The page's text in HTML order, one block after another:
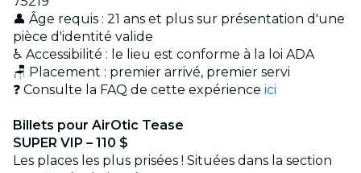
👤 Âge requis : 21 ans et plus sur présentation d'une
pièce d'identité valide
♿ Accessibilité : le lieu est conforme à la loi ADA
🪑 Placement : premier arrivé, premier servi
❓ Consulte la FAQ de cette expérience ici
Billets pour AirOtic Tease
SUPER VIP – 110 $
Les places les plus prisées ! Situées dans la section